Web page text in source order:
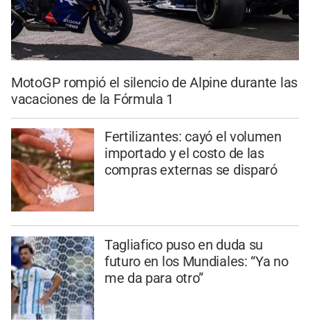
MotoGP rompió el silencio de Alpine durante las
vacaciones de la Fórmula 1
Fertilizantes: cayó el volumen
importado y el costo de las
compras externas se disparó
Tagliafico puso en duda su
futuro en los Mundiales: “Ya no
me da para otro”